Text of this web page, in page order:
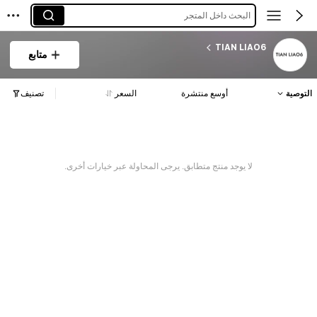
البحث داخل المتجر
TIAN LIAO6
متابع
التوصية أوسع منتشرة السعر تصنيف
لا يوجد منتج متطابق. يرجى المحاولة عبر خيارات أخرى.